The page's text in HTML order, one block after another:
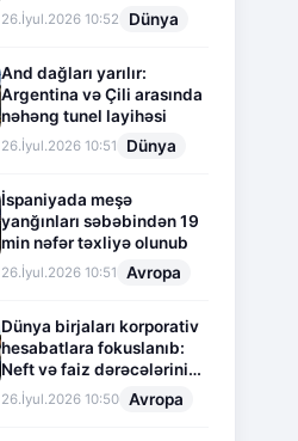
26.İyul.2026 10:52 Dünya
And dağları yarılır:
Argentina və Çili arasında
nəhəng tunel layihəsi
26.İyul.2026 10:51 Dünya
İspaniyada meşə
yanğınları səbəbindən 19
min nəfər təxliyə olunub
26.İyul.2026 10:51 Avropa
Dünya birjaları korporativ
hesabatlara fokuslanıb:
Neft və faiz dərəcələrinin
təsiri altında cari vəziyyət
26.İyul.2026 10:50 Avropa